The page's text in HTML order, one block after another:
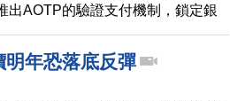
出AOTP的驗證支付機制，鎖定銀
明年恐落底反彈